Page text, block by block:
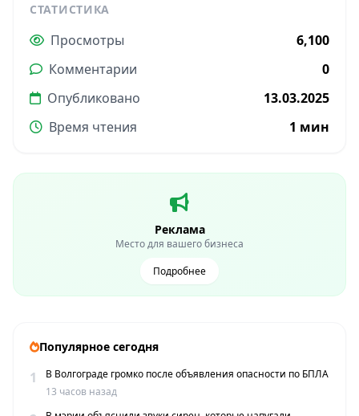
СТАТИСТИКА
Просмотры
6,100
Комментарии
0
Опубликовано
13.03.2025
Время чтения
1 мин
Реклама
Место для вашего бизнеса
Подробнее
Популярное сегодня
1
В Волгограде громко после объявления опасности по БПЛА
13 часов назад